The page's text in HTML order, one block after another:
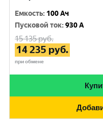
Емкость: 100 Ач
Пусковой ток:930 A
15 135руб.
14 235 руб.
при обмене